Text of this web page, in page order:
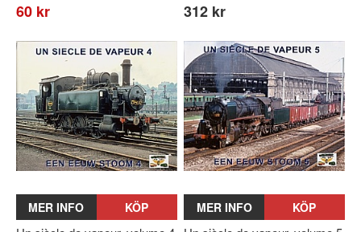
60 kr 312 kr
MER INFO KÖP MER INFO KÖP